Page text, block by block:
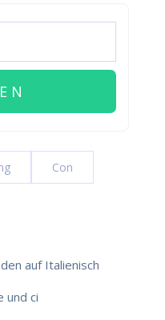
Con
auf Italienisch
und ci